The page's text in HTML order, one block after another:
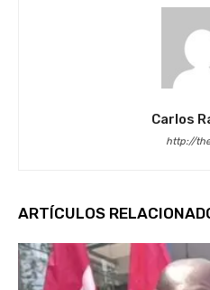
Carlos
http://
ARTÍCULOS